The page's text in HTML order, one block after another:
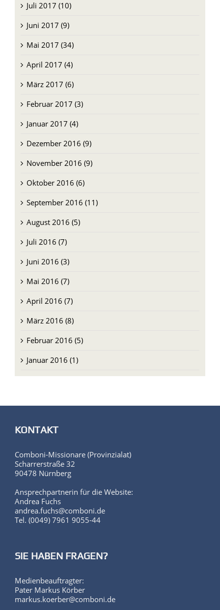
Juli 2017 (10)
Juni 2017 (9)
Mai 2017 (34)
April 2017 (4)
März 2017 (6)
Februar 2017 (3)
Januar 2017 (4)
Dezember 2016 (9)
November 2016 (9)
Oktober 2016 (6)
September 2016 (11)
August 2016 (5)
Juli 2016 (7)
Juni 2016 (3)
Mai 2016 (7)
April 2016 (7)
März 2016 (8)
Februar 2016 (5)
Januar 2016 (1)
KONTAKT
Comboni-Missionare (Provinzialat)
Scharrerstraße 32
90478 Nürnberg
Ansprechpartnerin für die Website:
Andrea Fuchs
andrea.fuchs@comboni.de
Tel. (0049) 7961 9055-44
SIE HABEN FRAGEN?
Medienbeauftragter:
Pater Markus Körber
markus.koerber@comboni.de